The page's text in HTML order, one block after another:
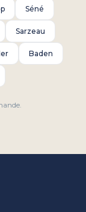
Séné
Sarzeau
Baden